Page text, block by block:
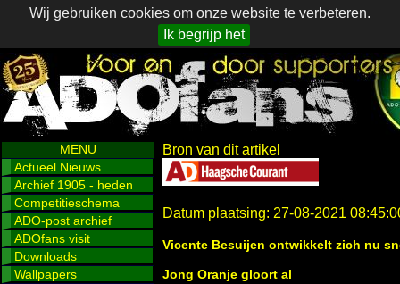
Wij gebruiken cookies om onze website te verbeteren.
Ik begrijp het
MENU
Actueel Nieuws
Archief 1905 - heden
Competitieschema
ADO-post archief
ADOfans visit
Downloads
Wallpapers
Bron van dit artikel
Datum plaatsing: 27-08-2021
Vicente Besuijen ontwikkelt zich nu
Jong Oranje gloort al